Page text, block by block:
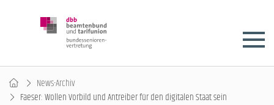
News-Archiv
Faeser: Wollen Vorbild und Antreiber für den digitalen Staat sein